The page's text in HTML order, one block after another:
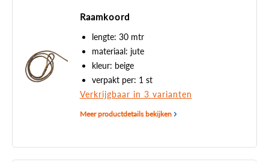
Raamkoord
lengte: 30 mtr
materiaal: jute
kleur: beige
verpakt per: 1 st
Verkrijgbaar in 3 varianten
Meer productdetails bekijken